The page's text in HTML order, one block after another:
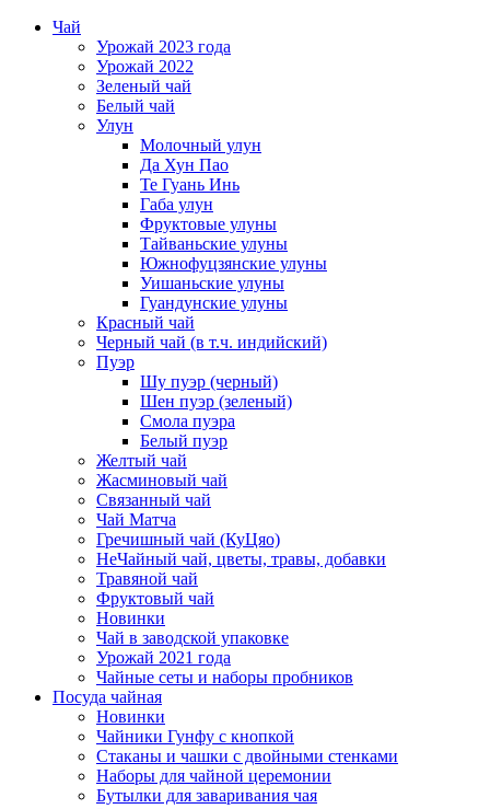
Чай
Урожай 2023 года
Урожай 2022
Зеленый чай
Белый чай
Улун
Молочный улун
Да Хун Пао
Те Гуань Инь
Габа улун
Фруктовые улуны
Тайваньские улуны
Южнофуцзянские улуны
Уишаньские улуны
Гуандунские улуны
Красный чай
Черный чай (в т.ч. индийский)
Пуэр
Шу пуэр (черный)
Шен пуэр (зеленый)
Смола пуэра
Белый пуэр
Желтый чай
Жасминовый чай
Связанный чай
Чай Матча
Гречишный чай (КуЦяо)
НеЧайный чай, цветы, травы, добавки
Травяной чай
Фруктовый чай
Новинки
Чай в заводской упаковке
Урожай 2021 года
Чайные сеты и наборы пробников
Посуда чайная
Новинки
Чайники Гунфу с кнопкой
Стаканы и чашки с двойными стенками
Наборы для чайной церемонии
Бутылки для заваривания чая